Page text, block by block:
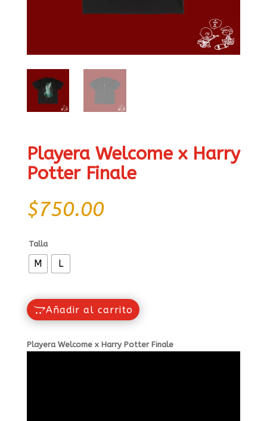
Playera Welcome x Harry
Potter Finale
$750.00
Talla
M L
Añadir al carrito
Playera Welcome x Harry Potter Finale